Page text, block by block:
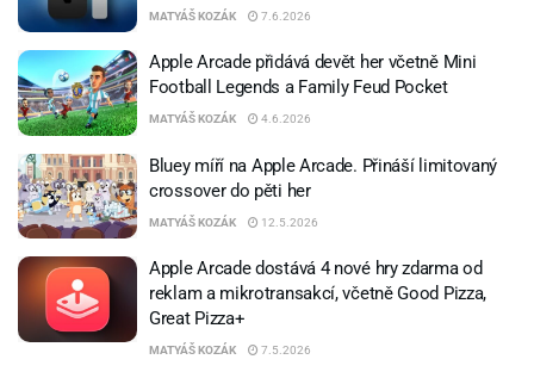
MATYÁŠ KOZÁK 7.6.2026
Apple Arcade přidává devět her včetně Mini
Football Legends a Family Feud Pocket
MATYÁŠ KOZÁK 4.6.2026
Bluey míří na Apple Arcade. Přináší limitovaný
crossover do pěti her
MATYÁŠ KOZÁK 12.5.2026
Apple Arcade dostává 4 nové hry zdarma od
reklam a mikrotransakcí, včetně Good Pizza,
Great Pizza+
MATYÁŠ KOZÁK 7.5.2026